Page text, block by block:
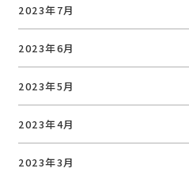
2023年7月
2023年6月
2023年5月
2023年4月
2023年3月